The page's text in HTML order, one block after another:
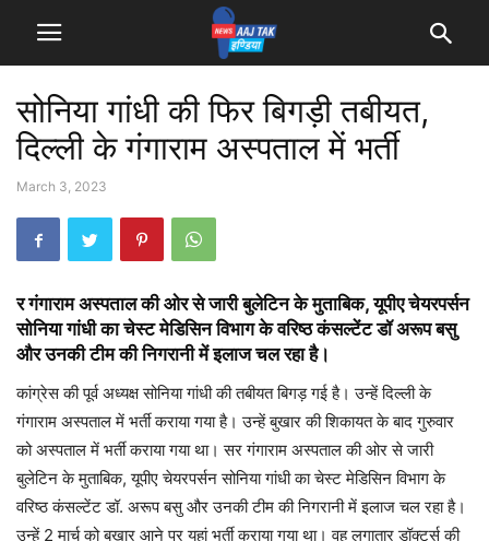
सोनिया गांधी की फिर बिगड़ी तबीयत,
दिल्ली के गंगाराम अस्पताल में भर्ती
March 3, 2023
र गंगाराम अस्पताल की ओर से जारी बुलेटिन के मुताबिक, यूपीए चेयरपर्सन
सोनिया गांधी का चेस्ट मेडिसिन विभाग के वरिष्ठ कंसल्टेंट डॉ अरूप बसु
और उनकी टीम की निगरानी में इलाज चल रहा है।
कांग्रेस की पूर्व अध्यक्ष सोनिया गांधी की तबीयत बिगड़ गई है। उन्हें दिल्ली के
गंगाराम अस्पताल में भर्ती कराया गया है। उन्हें बुखार की शिकायत के बाद गुरुवार
को अस्पताल में भर्ती कराया गया था। सर गंगाराम अस्पताल की ओर से जारी
बुलेटिन के मुताबिक, यूपीए चेयरपर्सन सोनिया गांधी का चेस्ट मेडिसिन विभाग के
वरिष्ठ कंसल्टेंट डॉ. अरूप बसु और उनकी टीम की निगरानी में इलाज चल रहा है।
उन्हें 2 मार्च को बुखार आने पर यहां भर्ती कराया गया था। वह लगातार डॉक्टर्स की